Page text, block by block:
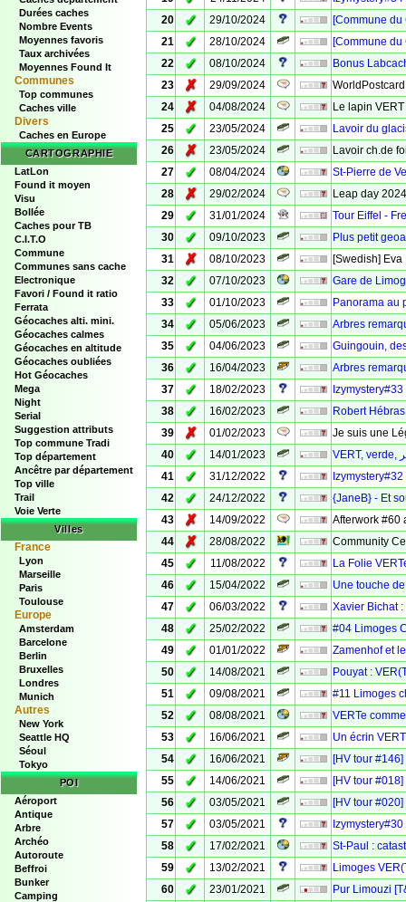
Durées caches
Nombre Events
Moyennes favoris
Taux archivées
Moyennes Found It
Communes
Top communes
Caches ville
Divers
Caches en Europe
CARTOGRAPHIE
LatLon
Found it moyen
Visu
Bollée
Caches pour TB
C.I.T.O
Commune
Communes sans cache
Electronique
Favori / Found it ratio
Ferrata
Géocaches alti. mini.
Géocaches calmes
Géocaches en altitude
Géocaches oubliées
Hot Géocaches
Mega
Night
Serial
Suggestion attributs
Top commune Tradi
Top département
Ancêtre par département
Top ville
Trail
Voie Verte
Villes
France
Lyon
Marseille
Paris
Toulouse
Europe
Amsterdam
Barcelone
Berlin
Bruxelles
Londres
Munich
Autres
New York
Seattle HQ
Séoul
Tokyo
POI
Aéroport
Antique
Arbre
Archéo
Autoroute
Beffroi
Bunker
Camping
20
✓ 29/10/2024
[Commune du
21
✓ 28/10/2024
[Commune
22
✓ 08/10/2024
Bonus
23
✗ 29/09/2024
24
✗ 04/08/2024
Le lapin
25
✓ 23/05/2024
Lavoir du
26
✗ 23/05/2024
Lavoir ch.de
27
✓ 08/04/2024
St-Pierre de
28
✗ 29/02/2024
Leap day
29
✓ 31/01/2024
Tour Eiffel -
30
✓ 09/10/2023
Plus petit
31
✗ 08/10/2023
[Swedish] Eva
32
✓ 07/10/2023
Gare de
33
✓ 01/10/2023
Panorama au
34
✓ 05/06/2023
Arbres
35
✓ 04/06/2023
Guingouin,
36
✓ 16/04/2023
Arbres
37
✓ 18/02/2023
38
✓ 16/02/2023
Robert
39
✗ 01/02/2023
Je suis une
40
✓
14/01/2023
41
✓ 31/12/2022
42
✓ 24/12/2022
{JaneB} - Et
43
✗ 14/09/2022
Afterwork #60
44
✗ 28/08/2022
Community
45
✓ 11/08/2022
La Folie
46
✓ 15/04/2022
Une touche
47
✓ 06/03/2022
Xavier Bichat
48
✓ 25/02/2022
#04 Limoges
49
✓ 01/01/2022
Zamenhof et
50
✓ 14/08/2021
Pouyat :
51
✓ 09/08/2021
#11 Limoges
52
✓ 08/08/2021
VERTe
53
✓ 16/06/2021
Un écrin
54
✓ 16/06/2021
[HV tour
55
✓ 14/06/2021
[HV tour
56
✓ 03/05/2021
[HV tour
57
✓ 03/05/2021
58
✓ 17/02/2021
St-Paul :
59
✓ 13/02/2021
Limoges
60
✓ 23/01/2021
Pur Limouzi